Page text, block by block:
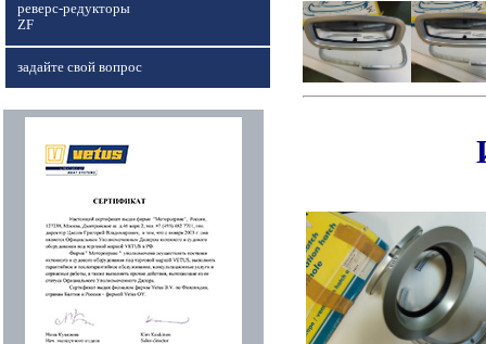
реверс-редукторы
ZF
задайте свой вопрос